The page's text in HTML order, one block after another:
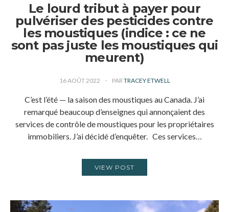
Le lourd tribut à payer pour
pulvériser des pesticides contre
les moustiques (indice : ce ne
sont pas juste les moustiques qui
meurent)
16 AOÛT 2022 PAR TRACEY ETWELL
C’est l’été — la saison des moustiques au Canada. J’ai
remarqué beaucoup d’enseignes qui annonçaient des
services de contrôle de moustiques pour les propriétaires
immobiliers. J’ai décidé d’enquêter. Ces services…
VIEW POST